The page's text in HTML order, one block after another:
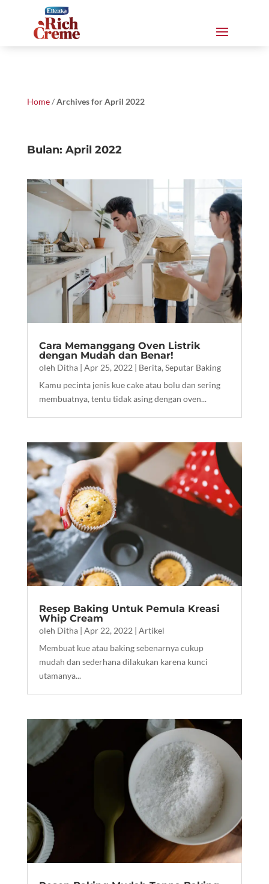
Home/Archives for April 2022
Bulan: April 2022
Cara Memanggang Oven Listrik
dengan Mudah dan Benar!
oleh Ditha| Apr 25, 2022 | Berita, Seputar Baking
Kamu pecinta jenis kue cake atau bolu dan sering
membuatnya, tentu tidak asing dengan oven...
Resep Baking Untuk Pemula Kreasi
Whip Cream
oleh Ditha| Apr 22, 2022 | Artikel
Membuat kue atau baking sebenarnya cukup
mudah dan sederhana dilakukan karena kunci
utamanya...